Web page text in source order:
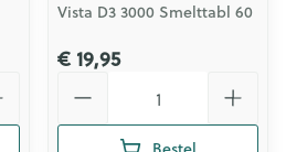
Vista D3 3000 Smelttabl 60
€ 19,95